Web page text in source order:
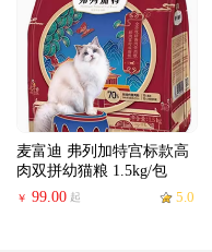
麦富迪 弗列加特宫标款高
肉双拼幼猫粮 1.5kg/包
￥ 99.00 起 5.0